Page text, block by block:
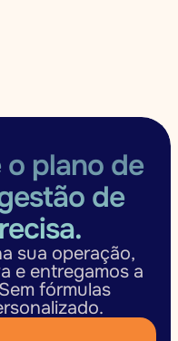
plano de
de
sua operação,
e entregamos a
fórmulas